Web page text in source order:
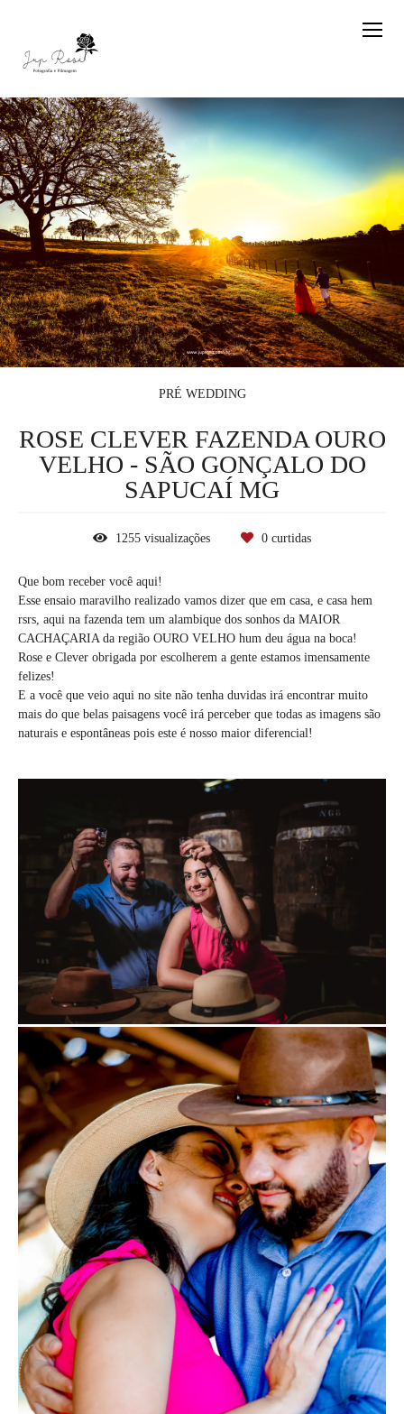
PRÉ WEDDING
ROSE CLEVER FAZENDA OURO
VELHO - SÃO GONÇALO DO
SAPUCAÍ MG
1255 visualizações 0 curtidas
Que bom receber você aqui!
Esse ensaio maravilho realizado vamos dizer que em casa, e casa hem
rsrs, aqui na fazenda tem um alambique dos sonhos da MAIOR
CACHAÇARIA da região OURO VELHO hum deu água na boca!
Rose e Clever obrigada por escolherem a gente estamos imensamente
felizes!
E a você que veio aqui no site não tenha duvidas irá encontrar muito
mais do que belas paisagens você irá perceber que todas as imagens são
naturais e espontâneas pois este é nosso maior diferencial!